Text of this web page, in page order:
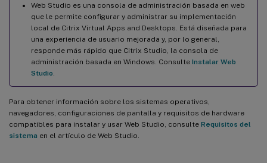
Web Studio es una consola de administración basada en web
que le permite configurar y administrar su implementación
local de Citrix Virtual Apps and Desktops. Está diseñada para
una experiencia de usuario mejorada y, por lo general,
responde más rápido que Citrix Studio, la consola de
administración basada en Windows. Consulte Instalar Web
Studio
Para obtener información sobre los sistemas operativos,
navegadores, configuraciones de pantalla y requisitos de hardware
compatibles para instalar y usar Web Studio, consulte Requisitos del
sistema en el artículo de Web Studio.